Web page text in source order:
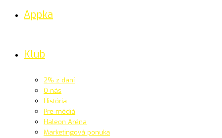
Appka
Klub
2% z daní
O nás
História
Pre médiá
Haleon Aréna
Marketingová ponuka